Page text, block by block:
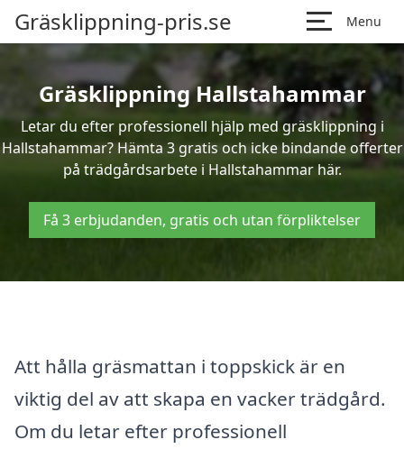
Gräsklippning-pris.se Menu
Gräsklippning Hallstahammar
Letar du efter professionell hjälp med gräsklippning i
Hallstahammar? Hämta 3 gratis och icke bindande offerter
på trädgårdsarbete i Hallstahammar här.
Få 3 erbjudanden, gratis och utan förpliktelser
Att hålla gräsmattan i toppskick är en
viktig del av att skapa en vacker trädgård.
Om du letar efter professionell